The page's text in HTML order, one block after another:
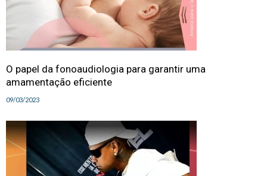
O papel da fonoaudiologia para garantir uma
amamentação eficiente
09/03/2023